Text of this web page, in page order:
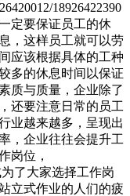
18926422390
定要保证员工的休
，这样员工就可以劳
应该根据具体的工种
多的休息时间以保证
质与质量，企业除了
还要注意日常的员工
业越来越多，呈现出
，企业往往会提升工
岗位，
为了大家选择工作岗
立式作业的人们的疲